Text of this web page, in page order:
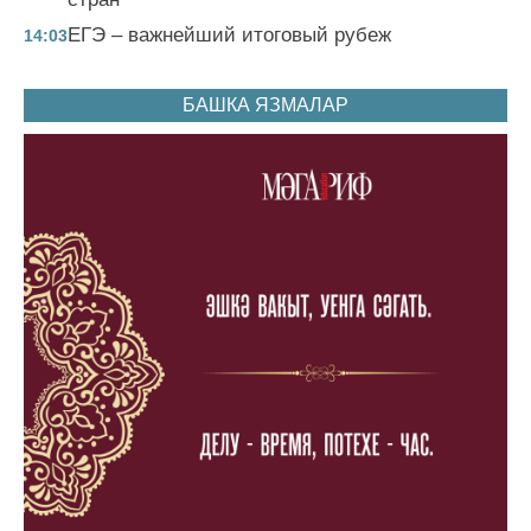
14:03ЕГЭ – важнейший итоговый рубеж
БАШКА ЯЗМАЛАР